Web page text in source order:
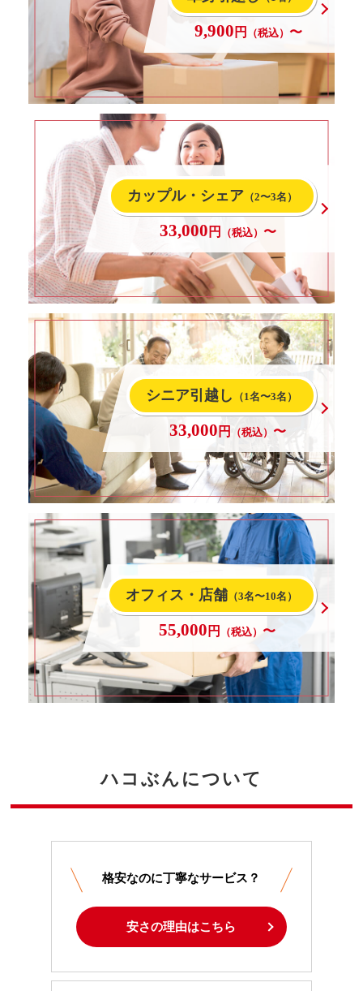
9,900 円 （税込） 〜
カップル・シェア （2〜3名）
33,000 円 （税込） 〜
シニア引越し （1名〜3名）
33,000 円 （税込） 〜
オフィス・店舗 （3名〜10名）
55,000 円 （税込） 〜
ハコぶんについて
格安なのに丁寧なサービス？
安さの理由はこちら